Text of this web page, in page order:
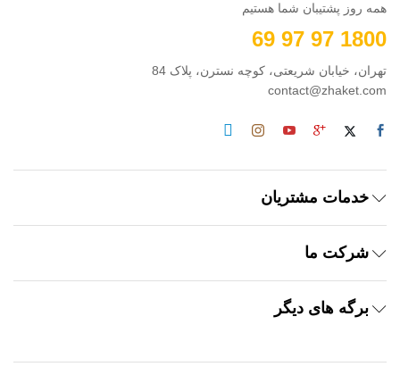
همه روز پشتیبان شما هستیم
1800 97 97 69
تهران، خیابان شریعتی، کوچه نسترن، پلاک 84
contact@zhaket.com
خدمات مشتریان
شرکت ما
برگه های دیگر